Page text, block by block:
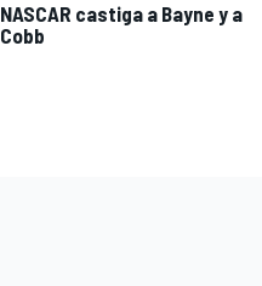
NASCAR castiga a Bayne y a
Cobb